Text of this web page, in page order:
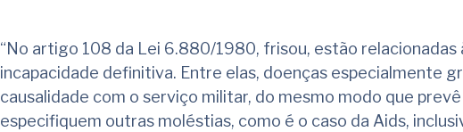
“No artigo 108 da Lei 6.880/1980, frisou, estão relacionadas
incapacidade definitiva. Entre elas, doenças especialmente
causalidade com o serviço militar, do mesmo modo que
especifiquem outras moléstias, como é o caso da Aids,